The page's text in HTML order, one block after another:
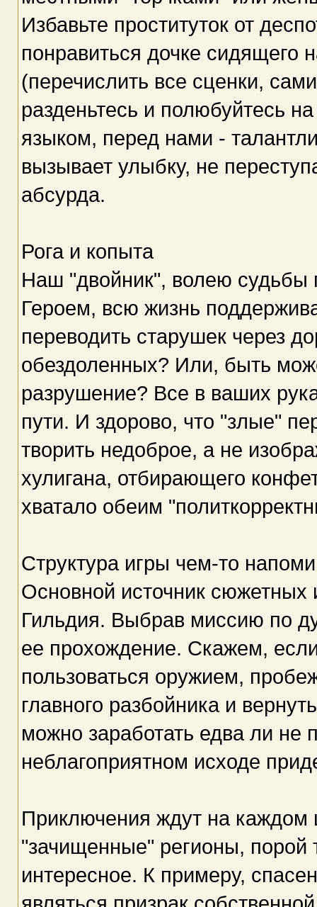
Избавьте проституток от
понравиться дочке сидящего
(перечислить все сценки,
разденьтесь и полюбуйтесь
языком, перед нами -
вызывает улыбку, не
абсурда.
Рога и копыта
Наш "двойник", волею
Героем, всю жизнь
переводить старушек через
обездоленных? Или, быть
разрушение? Все в ваших
пути. И здорово, что "злые"
творить недоброе, а не
хулигана, отбирающего
хватало обеим
Структура игры чем-то
Основной источник
Гильдия. Выбрав миссию по
ее прохождение. Скажем,
пользоваться оружием,
главного разбойника и
можно заработать едва ли не
неблагоприятном исходе
Приключения ждут на каждом
"зачищенные" регионы, порой
интересное. К примеру,